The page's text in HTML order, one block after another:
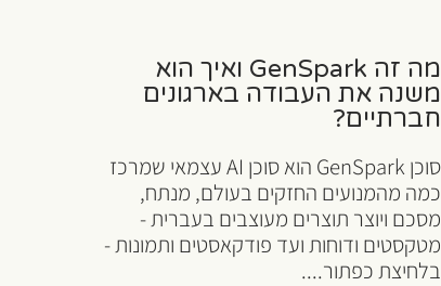
מה זה GenSpark ואיך הוא
משנה את העבודה בארגונים
חברתיים?
סוכן GenSpark הוא סוכן AI עצמאי שמרכז
כמה מהמנועים החזקים בעולם, מנתח,
מסכם ויוצר תוצרים מעוצבים בעברית -
מטקסטים ודוחות ועד פודקאסטים ותמונות -
בלחיצת כפתור....